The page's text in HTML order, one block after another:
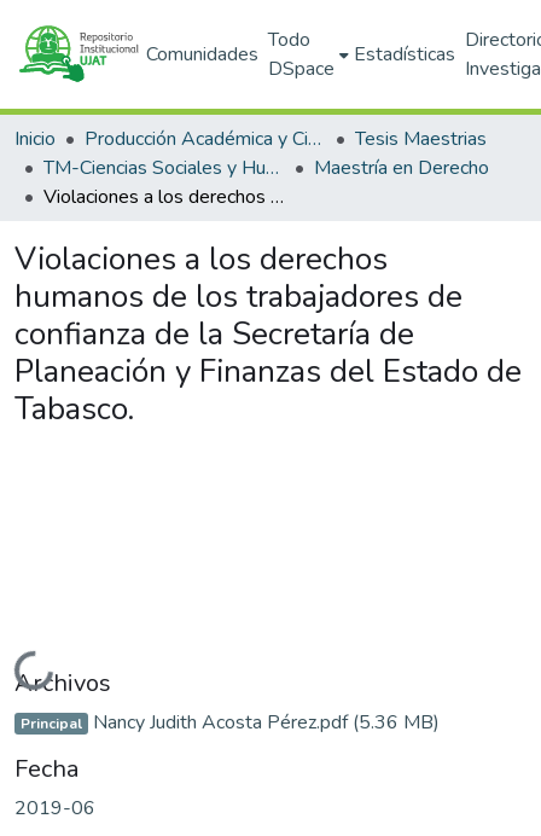
Comunidades
Todo
DSpace
Estadísticas
Inicio Producción Académica y Científica
Tesis Maestrias
TM-Ciencias Sociales y Humanidades (DACSYH)
Maestría en Derecho
Violaciones a los derechos humanos de los trabajadores de confianza de la Secretaría de Planeación y Finanzas del Estado de Tabasco.
Violaciones a los derechos
humanos de los trabajadores de
confianza de la Secretaría de
Planeación y Finanzas del Estado de
Tabasco.
Cargando...
Archivos
Principal Nancy Judith Acosta Pérez.pdf(5.36 MB)
Fecha
2019-06